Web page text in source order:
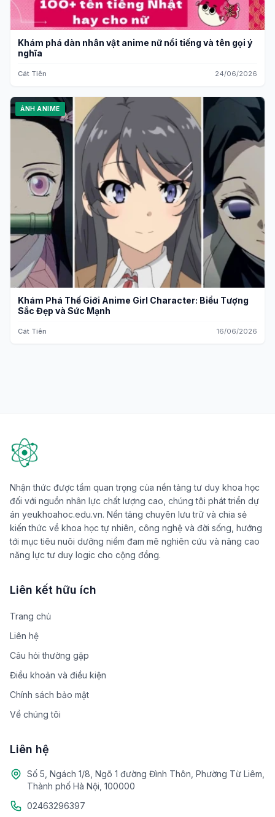
Khám phá dàn nhân vật anime nữ nổi tiếng và tên gọi ý
nghĩa
Cát Tiên 24/06/2026
ẢNH ANIME
Khám Phá Thế Giới Anime Girl Character: Biểu Tượng
Sắc Đẹp và Sức Mạnh
Cát Tiên 16/06/2026
Nhận thức được tầm quan trọng của nền tảng tư duy khoa học
đối với nguồn nhân lực chất lượng cao, chúng tôi phát triển dự
án yeukhoahoc.edu.vn. Nền tảng chuyên lưu trữ và chia sẻ
kiến thức về khoa học tự nhiên, công nghệ và đời sống, hướng
tới mục tiêu nuôi dưỡng niềm đam mê nghiên cứu và nâng cao
năng lực tư duy logic cho cộng đồng.
Liên kết hữu ích
Trang chủ
Liên hệ
Câu hỏi thường gặp
Điều khoản và điều kiện
Chính sách bảo mật
Về chúng tôi
Liên hệ
Số 5, Ngách 1/8, Ngõ 1 đường Đình Thôn, Phường Từ Liêm,
Thành phố Hà Nội, 100000
02463296397